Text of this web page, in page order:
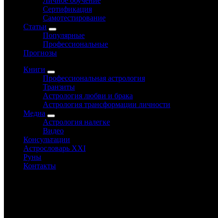
Сертификация
Самотестирование
Статьи
Популярные
Профессиональные
Прогнозы
Книги
Профессиональная астрология
Транзиты
Астрология любви и брака
Астрология трансформации личности
Медиа
Астрология налегке
Видео
Консультации
Астрословарь XXI
Руны
Контакты